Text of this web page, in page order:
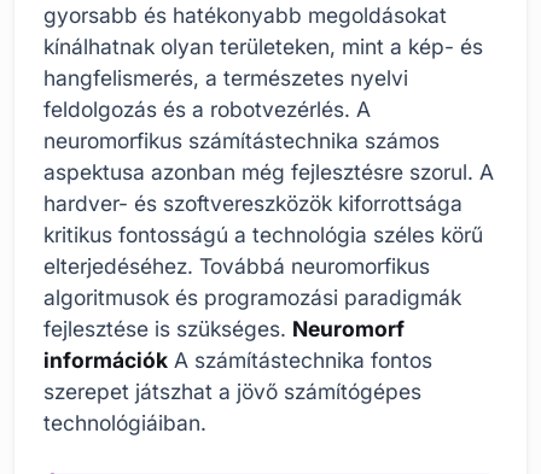
gyorsabb és hatékonyabb megoldásokat
kínálhatnak olyan területeken, mint a kép- és
hangfelismerés, a természetes nyelvi
feldolgozás és a robotvezérlés. A
neuromorfikus számítástechnika számos
aspektusa azonban még fejlesztésre szorul. A
hardver- és szoftvereszközök kiforrottsága
kritikus fontosságú a technológia széles körű
elterjedéséhez. Továbbá neuromorfikus
algoritmusok és programozási paradigmák
fejlesztése is szükséges. Neuromorf
információk A számítástechnika fontos
szerepet játszhat a jövő számítógépes
technológiáiban.